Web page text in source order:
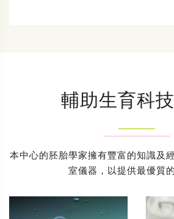
輔助生育科
本中心的胚胎學家擁有豐富的知識及
室儀器，以提供最優質的